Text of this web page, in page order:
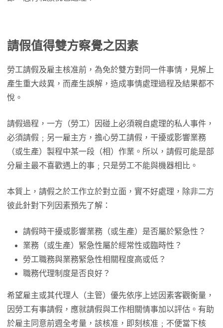
請假值得雙方察覺之因素
勞工請假及雇主核准前，為免於雙方對同一件事情，見解上
產生重大歧異，而產生誤解，造成事情處理過程及結果都不
悅。
請假過程，一方（勞工）因碰上必須親自處理的私人事件，
必須請假﹔另一雇主方，擔心勞工請假，干擾或影響業務
（或生產）製程中某一段（相）作業。所以，請假可能是部
分雇主最不喜歡遇上的事﹔只是勞工不能與機器相比。
本質上，請假之於工作立於對立面，實不好處理，除非二方
彼此針對下列因素預先了解：
請假時干擾或影響業務（或生產）是否屬於緊急性？
業務（或生產）緊急性屬於經常性或臨時性？
勞工職務與業務緊急性相關程度高或低？
職務代理制度是否良好？
希望雇主或其代理人（主管）優先依序上述因素客觀衡量，
因勞工有事請假，應就請假與工作相關情事加以評估。有助
於雇主同意前週全考量，該核准，即刻核准﹔不便當下核